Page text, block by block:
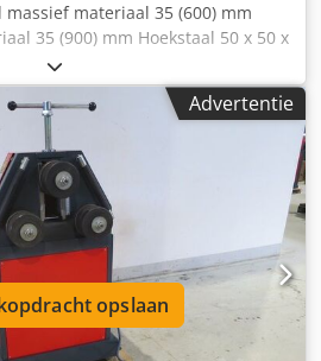
massief materiaal 35 (600) mm
35 (900) mm Hoekstaal 50 x 50 x
buiten 60 x 7 (600) mm
4,5 m/min Totaal
kW Machinegewicht ca. 0,4 t
x 0,8 x 1,5 m Csdpfx Absfv H
voorzien van: - Voetpedaal
- Opname: as 50 mm - met
speciale stalen assen - 1 set
rollen - Bovenwals
omhoog/omlaag - Horizontale en
met remvoorziening
Advertentie
opslaan